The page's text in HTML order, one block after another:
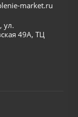
market.ru
ул.
49А, ТЦ